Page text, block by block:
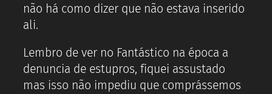
não há como dizer que não estava inserido
ali.
Lembro de ver no Fantástico na época a
denuncia de estupros, fiquei assustado
mas isso não impediu que comprássemos